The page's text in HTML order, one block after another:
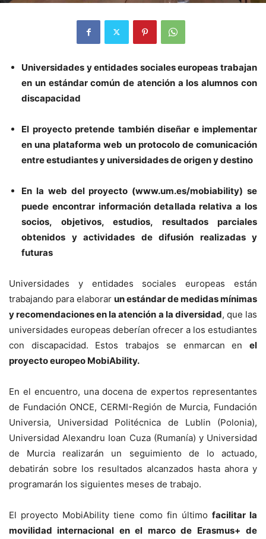
Universidades y entidades sociales europeas trabajan
en un estándar común de atención a los alumnos con
discapacidad
El proyecto pretende también diseñar e implementar
en una plataforma web un protocolo de comunicación
entre estudiantes y universidades de origen y destino
En la web del proyecto (www.um.es/mobiability) se
puede encontrar información detallada relativa a los
socios, objetivos, estudios, resultados parciales
obtenidos y actividades de difusión realizadas y
futuras
Universidades y entidades sociales europeas están
trabajando para elaborar un estándar de medidas mínimas
y recomendaciones en la atención a la diversidad, que las
universidades europeas deberían ofrecer a los estudiantes
con discapacidad. Estos trabajos se enmarcan en el
proyecto europeo MobiAbility.
En el encuentro, una docena de expertos representantes
de Fundación ONCE, CERMI-Región de Murcia, Fundación
Universia, Universidad Politécnica de Lublin (Polonia),
Universidad Alexandru Ioan Cuza (Rumanía) y Universidad
de Murcia realizarán un seguimiento de lo actuado,
debatirán sobre los resultados alcanzados hasta ahora y
programarán los siguientes meses de trabajo.
El proyecto MobiAbility tiene como fin último facilitar la
movilidad internacional en el marco de Erasmus+ de